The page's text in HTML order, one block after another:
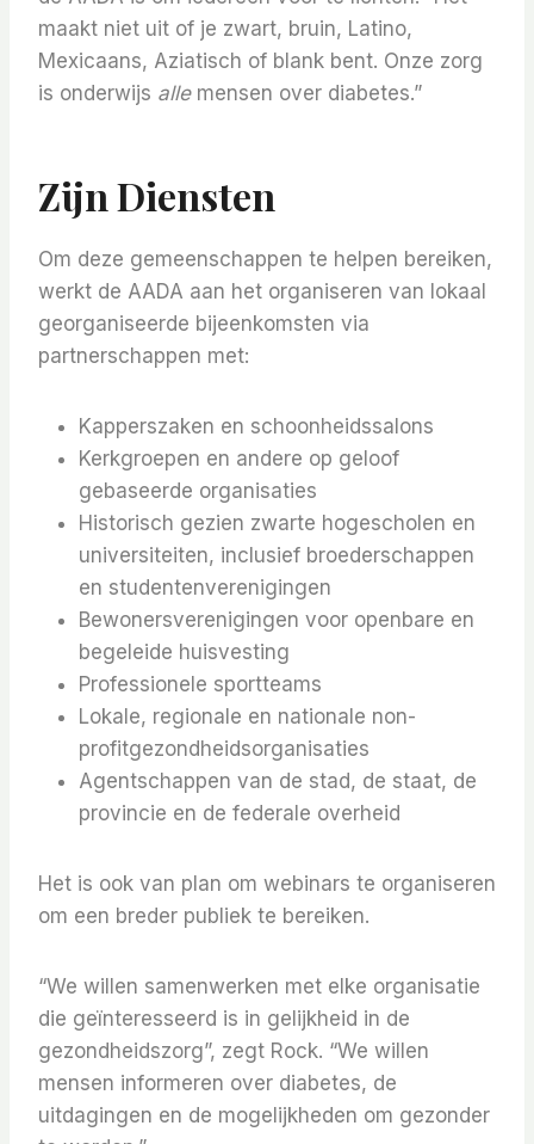
maakt niet uit of je zwart, bruin, Latino,
Mexicaans, Aziatisch of blank bent. Onze zorg
is onderwijs allemensen over diabetes.”
Zijn Diensten
Om deze gemeenschappen te helpen bereiken,
werkt de AADA aan het organiseren van lokaal
georganiseerde bijeenkomsten via
partnerschappen met:
Kapperszaken en schoonheidssalons
Kerkgroepen en andere op geloof
gebaseerde organisaties
Historisch gezien zwarte hogescholen en
universiteiten, inclusief broederschappen
en studentenverenigingen
Bewonersverenigingen voor openbare en
begeleide huisvesting
Professionele sportteams
Lokale, regionale en nationale non-
profitgezondheidsorganisaties
Agentschappen van de stad, de staat, de
provincie en de federale overheid
Het is ook van plan om webinars te organiseren
om een ​​breder publiek te bereiken.
“We willen samenwerken met elke organisatie
die geïnteresseerd is in gelijkheid in de
gezondheidszorg”, zegt Rock. “We willen
mensen informeren over diabetes, de
uitdagingen en de mogelijkheden om gezonder